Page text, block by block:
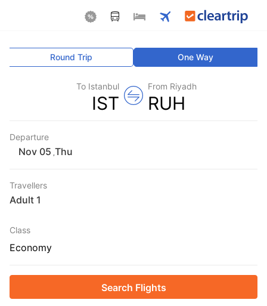
One Way
Round Trip
From Riyadh
RUH
To Istanbul
IST
Departure
Thu
Travellers
1 Adult
Class
Economy